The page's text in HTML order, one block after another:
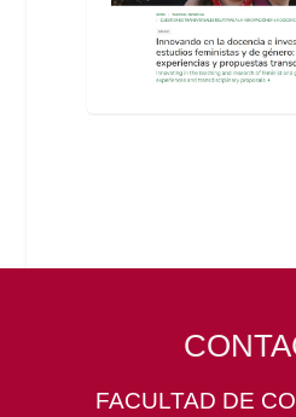
FACULTAD DE